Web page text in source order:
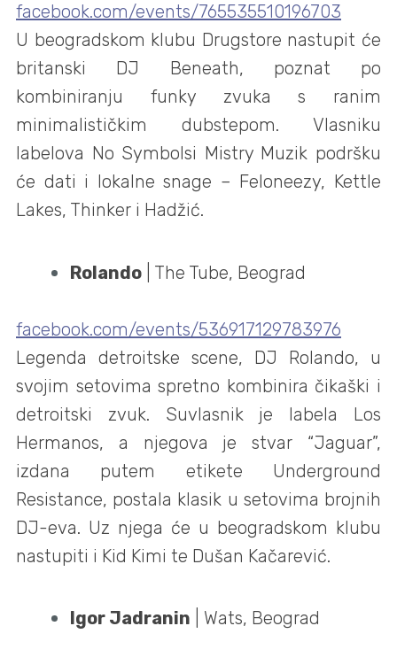
facebook.com/events/765535510196703
U beogradskom klubu Drugstore nastupit će
britanski DJ Beneath, poznat po
kombiniranju funky zvuka s ranim
minimalističkim dubstepom. Vlasniku
labelova No Symbolsi Mistry Muzik podršku
će dati i lokalne snage – Feloneezy, Kettle
Lakes, Thinker i Hadžić.
Rolando| The Tube, Beograd
facebook.com/events/536917129783976
Legenda detroitske scene, DJ Rolando, u
svojim setovima spretno kombinira čikaški i
detroitski zvuk. Suvlasnik je labela Los
Hermanos, a njegova je stvar “Jaguar”,
izdana putem etikete Underground
Resistance, postala klasik u setovima brojnih
DJ-eva. Uz njega će u beogradskom klubu
nastupiti i Kid Kimi te Dušan Kačarević.
Igor Jadranin | Wats, Beograd